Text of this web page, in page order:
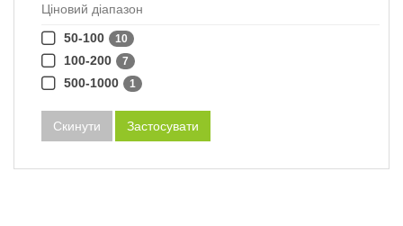
Ціновий діапазон
50-100
10
100-200 7
500-1000 1
Скинути Застосувати